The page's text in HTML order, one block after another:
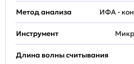
Метод анализа ИФА -
Инструмент
Длина волны считывания